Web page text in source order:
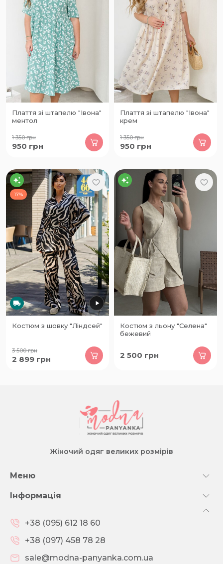
Плаття зі штапелю "Івона"
ментол
1 350грн
950 грн
Плаття зі штапелю "Івона"
крем
1 350грн
950 грн
17%
Костюм з шовку "Ліндсей"
3 500грн
2 899 грн
Костюм з льону "Селена"
бежевий
2 500 грн
Жіночий одяг великих розмірів
Меню
Інформація
+38 (095) 612 18 60
+38 (097) 458 78 28
sale@modna-panyanka.com.ua